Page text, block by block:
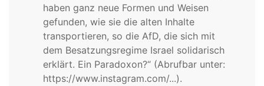
haben ganz neue Formen und Weisen
gefunden, wie sie die alten Inhalte
transportieren, so die AfD, die sich mit
dem Besatzungsregime Israel solidarisch
erklärt. Ein Paradoxon?“ (Abrufbar unter:
https://www.instagram.com/...).